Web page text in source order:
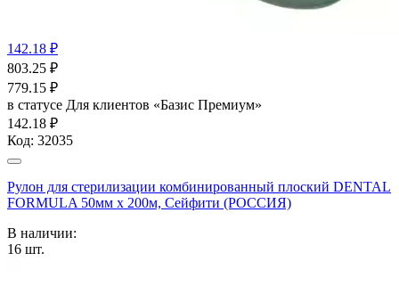
142.18 ₽
803.25 ₽
779.15 ₽
в статусе Для клиентов «Базис Премиум»
142.18 ₽
Код: 32035
Рулон для стерилизации комбинированный плоский DENTAL
FORMULA 50мм х 200м, Сейфити (РОССИЯ)
В наличии:
16 шт.